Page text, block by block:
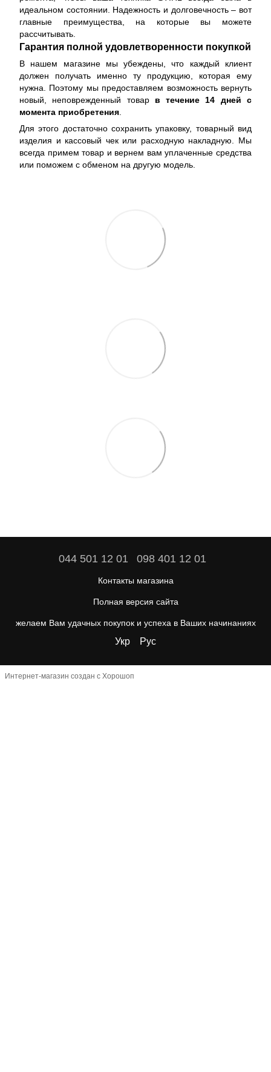
идеальном состоянии. Надежность и долговечность – вот
главные преимущества, на которые вы можете
рассчитывать.
Гарантия полной удовлетворенности покупкой
В нашем магазине мы убеждены, что каждый клиент
должен получать именно ту продукцию, которая ему
нужна. Поэтому мы предоставляем возможность вернуть
новый, неповрежденный товар в течение 14 дней с
момента приобретения.
Для этого достаточно сохранить упаковку, товарный вид
изделия и кассовый чек или расходную накладную. Мы
всегда примем товар и вернем вам уплаченные средства
или поможем с обменом на другую модель.
044 501 12 01 098 401 12 01
Контакты магазина
Полная версия сайта
желаем Вам удачных покупок и успеха в Ваших начинаниях
Укр Рус
Интернет-магазин создан с Хорошоп